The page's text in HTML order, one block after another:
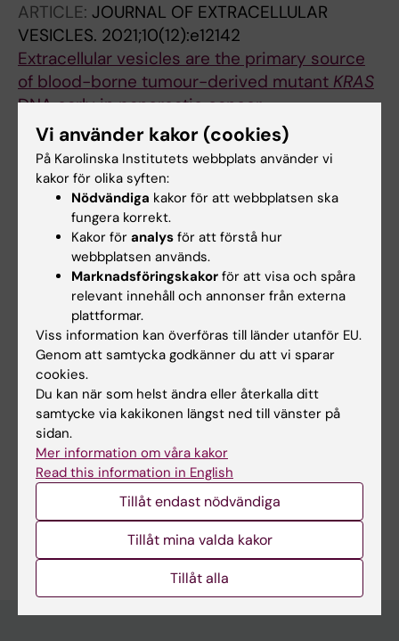
ARTICLE: JOURNAL OF EXTRACELLULAR
VESICLES. 2021;10(12):e12142
Extracellular vesicles are the primary source
of blood-borne tumour-derived mutant KRAS
DNA early in pancreatic cancer
Hagey DW; Kordes M; Gorgens A; Mowoe MO;
Nordin JZ; Moro CF; Lohr J-M; El Andaloussi S
Alla författare
Alla övriga publikationer
PREPRINT:BIORXIV.2024
Surface display of proximity labeling enzymes
on extracellular vesicles for surfaceome and
target cell mapping
Zheng W; Mowoe M; Hou W; Hagey DW; Imami
K; Andaloussi SE
Alla författare
Forskningsområden:
Basal cancerforskning
Cell- och molekylärbiologi
Medicinsk bioinformatik och systembiologi
Är du Metoboroghene Oluwaseyi Mowoe?
Redigera din profil
Vi använder kakor (cookies)
På Karolinska Institutets webbplats använder vi
kakor för olika syften:
Nödvändiga kakor för att webbplatsen ska
fungera korrekt.
Kakor för analys för att förstå hur
webbplatsen används.
Marknadsföringskakor för att visa och spåra
relevant innehåll och annonser från externa
plattformar.
Viss information kan överföras till länder utanför EU.
Genom att samtycka godkänner du att vi sparar
cookies.
Du kan när som helst ändra eller återkalla ditt
samtycke via kakikonen längst ned till vänster på
sidan.
Mer information om våra kakor
Read this information in English
Tillåt endast nödvändiga
Tillåt mina valda kakor
Tillåt alla